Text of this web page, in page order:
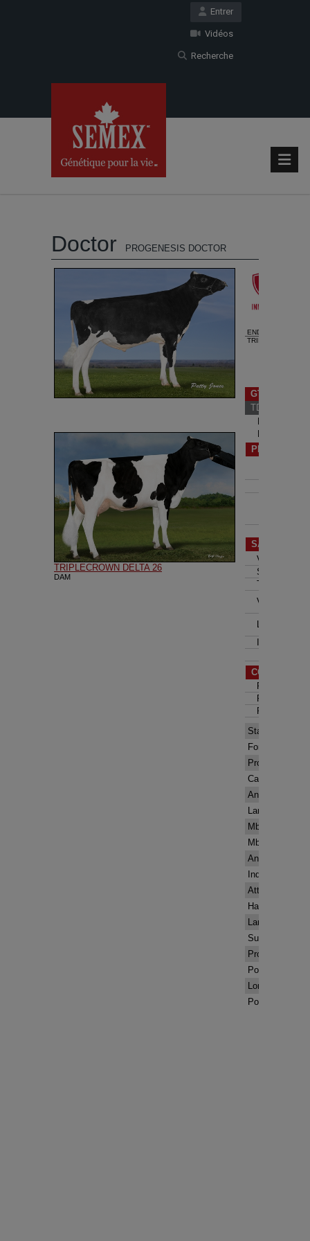
Entrer
Vidéos
Recherche